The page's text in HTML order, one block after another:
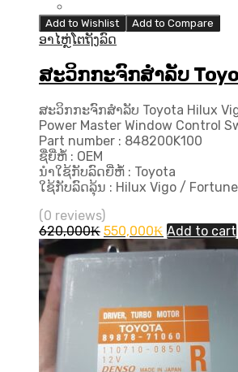
Add to Wishlist Add to Compare
ອາໄຫຼ່ໂຕຖັງລົດ
ສະວິກກະຈົກສໍາລັບ
ສະວິກກະຈົກສໍາລັບ Toyota Hilux
Power Master Window Control
Part number : 848200K100
ຊື່ຍີ່ຫໍ້ : OEM
ນຳໃຊ້ກັບລົດຍີ່ຫໍ້ : Toyota
ໃຊ້ກັບລົດລຸ້ນ : Hilux Vigo /
(0 reviews)
620,000₭ Original
price
was:
620,000₭.
550,000₭ Current
price
is:
Add to cart